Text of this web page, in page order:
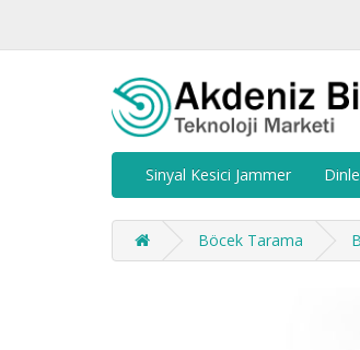
Sinyal Kesici Jammer
Böcek Tarama